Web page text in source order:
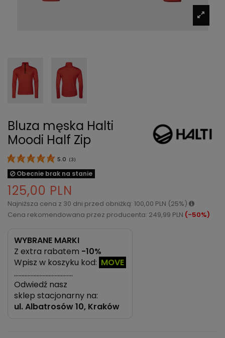
Bluza męska Halti
Moodi Half Zip
5.0 ( 3)
Obecnie brak na stanie
125,00 PLN
Najniższa cena z 30 dni przed obniżką: 100,00 PLN (25%)
Cena rekomendowana przez producenta: 249,99 PLN (-50%)
WYBRANE MARKI
Z extra rabatem -10%
Wpisz w koszyku kod: MOVE
…………………………………
Odwiedź nasz
sklep stacjonarny na:
ul.Albatrosów 10, Kraków